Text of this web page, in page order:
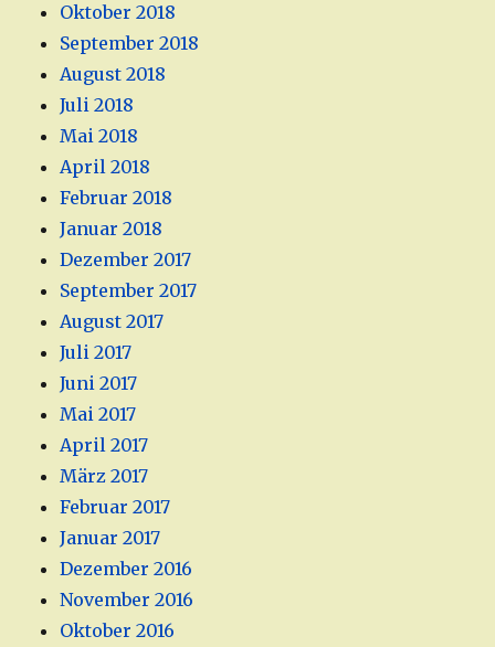
Oktober 2018
September 2018
August 2018
Juli 2018
Mai 2018
April 2018
Februar 2018
Januar 2018
Dezember 2017
September 2017
August 2017
Juli 2017
Juni 2017
Mai 2017
April 2017
März 2017
Februar 2017
Januar 2017
Dezember 2016
November 2016
Oktober 2016